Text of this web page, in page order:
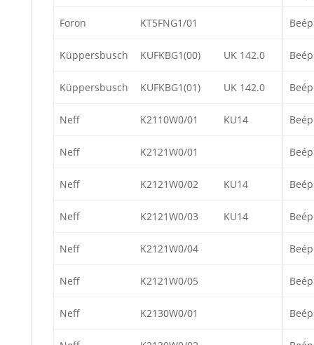
Foron KT5FNG1/01
Küppersbusch KUFKBG1(00) UK 142.0
Küppersbusch KUFKBG1(01) UK 142.0
Neff K2110W0/01 KU14
Neff K2121W0/01
Neff K2121W0/02 KU14
Neff K2121W0/03 KU14
Neff K2121W0/04
Neff K2121W0/05
Neff K2130W0/01